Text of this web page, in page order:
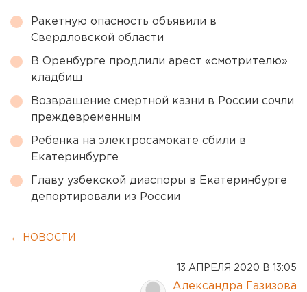
Ракетную опасность объявили в
Свердловской области
В Оренбурге продлили арест «смотрителю»
кладбищ
Возвращение смертной казни в России сочли
преждевременным
Ребенка на электросамокате сбили в
Екатеринбурге
Главу узбекской диаспоры в Екатеринбурге
депортировали из России
← НОВОСТИ
13 АПРЕЛЯ 2020 В 13:05
Александра Газизова